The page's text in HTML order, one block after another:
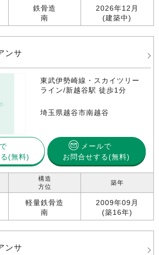
鉄骨造
南
2026年12月
(建築中)
ンサ
東武伊勢崎線・スカイツリー
ライン/新越谷駅 徒歩1分
埼玉県越谷市南越谷
メールで
お問合せする(無料)
構造
方位
軽量鉄骨造
南
築年
2009年09月
(築16年)
ンサ